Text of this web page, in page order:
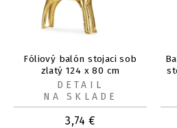
Fóliový balón stojaci sob
zlatý 124 x 80 cm
3,74 €
DETAIL
NA SKLADE